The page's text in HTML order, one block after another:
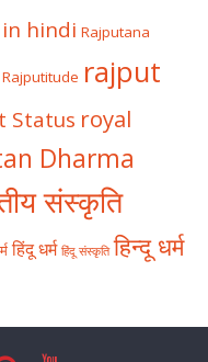
hindi Rajputana
Rajputitude rajput
Status royal
Dharma
संस्कृति
हिंदू धर्म हिंदू संस्कृति हिन्दू धर्म